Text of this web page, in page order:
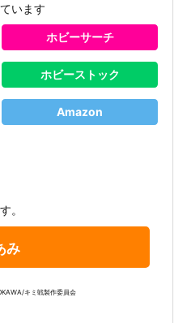
います
ホビーサーチ
ホビーストック
Amazon
。
み
キミ戦製作委員会